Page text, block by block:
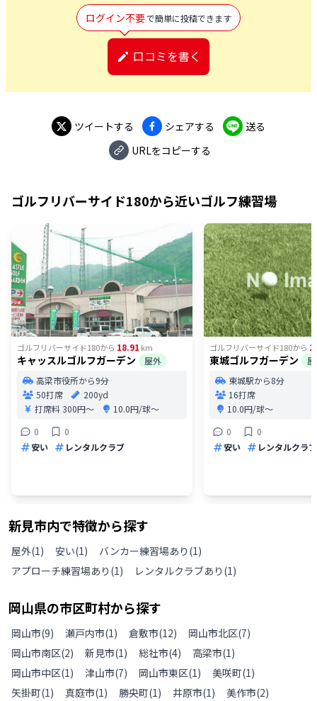
ログイン不要で簡単に投稿できます
口コミを書く
ツイートする シェアする
送る
URLをコピーする
ゴルフリバーサイド180から近いゴルフ練習場
ゴルフリバーサイド180から 18.91 km
キャッスルゴルフガーデン
屋外
高梁市役所から9分
50打席
200yd
打席料300円〜
10.0円/球〜
0
0
安い
レンタルクラブ
ゴルフリバーサイド180から
東城ゴルフガーデン
東城駅から8分
16打席
10.0円/球〜
0
0
安い
レンタルクラブ
新見市内で特徴から探す
屋外(1) 安い(1) バンカー練習場あり (1)
アプローチ練習場あり (1) レンタルクラブあり (1)
岡山県の市区町村から探す
岡山市(9) 瀬戸内市(1) 倉敷市(12) 岡山市北区(7)
岡山市南区(2) 新見市(1) 総社市(4) 高梁市(1)
岡山市中区(1) 津山市(7) 岡山市東区(1) 美咲町(1)
矢掛町(1) 真庭市(1) 勝央町(1) 井原市(1) 美作市(2)